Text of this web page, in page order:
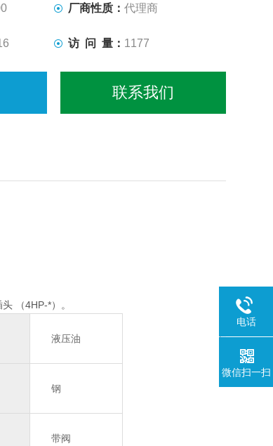
厂商性质： 代理商
访 问 量： 1177
联系我们
（4HP-*）。
液压油
钢
带阀
电话
微信扫一扫